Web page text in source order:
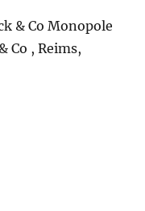
& Co Monopole
Co , Reims,